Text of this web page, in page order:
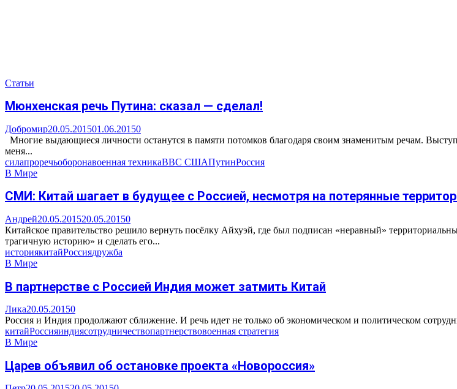
Статьи
Мюнхенская речь Путина: сказал — сделал!
Добромир20.05.201501.06.20150
Многие выдающиеся личности останутся в памяти потомков благодаря своим знаменитым речам.
меня...
силапроречьоборонавоенная техникаВВС СШАПутинРоссия
В Мире
СМИ: Китай шагает в будущее с Россией, несмотря на потерянные
Андрей20.05.201520.05.20150
Китайское правительство решило вернуть посёлку Айхуэй, где был подписан «неравный»
трагичную историю» и сделать его...
историякитайРоссиядружба
В Мире
В партнерстве с Россией Индия может затмить Китай
Лика20.05.20150
Россия и Индия продолжают сближение. И речь идет не только об экономическом и политическом
китайРоссияиндиясотрудничествопартнерствовоенная стратегия
В Мире
Царев объявил об остановке проекта «Новороссия»